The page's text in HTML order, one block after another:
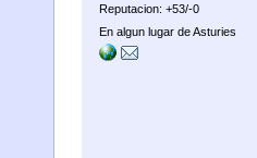
Reputacion: +53/-0
En algun lugar de Asturies